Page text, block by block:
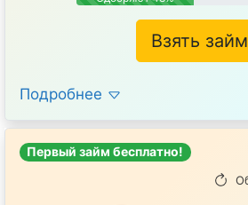
Взять займ
Подробнее
Первый займ бесплатно!